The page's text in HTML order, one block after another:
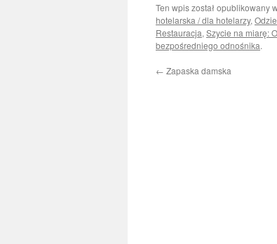
Ten wpis został opublikowany
hotelarska / dla hotelarzy,
Restauracja, Szycie na miarę:
bezpośredniego odnośnika.
← Zapaska damska